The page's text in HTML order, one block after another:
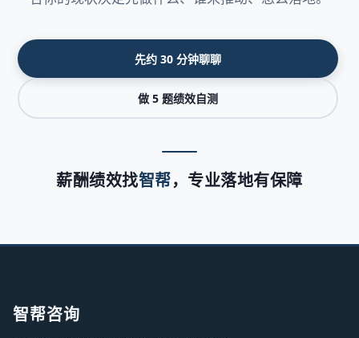
先约 30 分钟聊聊
做 5 题绩效自测
薪酬绩效找智帮，专业落地有保障
智帮咨询